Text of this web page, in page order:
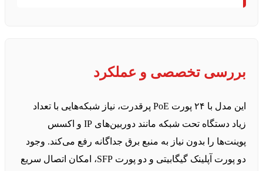
بررسی تخصصی و عملکرد
این مدل با ۲۴ پورت PoE پرقدرت، نیاز شبکه‌هایی با تعداد
زیاد دستگاه تحت شبکه مانند دوربین‌های IP و اکسس
پوینت‌ها را بدون نیاز به منبع برق جداگانه رفع می‌کند. وجود
دو پورت آپلینک گیگابیتی و دو پورت SFP، امکان اتصال سریع